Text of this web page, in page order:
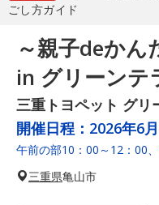
ごし方ガイド
～親子deかん
in グリーンテ
三重トヨペット グリ
開催日程： 2026年6
午前の部10：00～12：00
三重県亀山市